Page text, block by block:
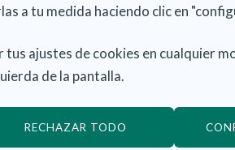
a tu medida haciendo clic en
ajustes de cookies en cualquier
de la pantalla.
RECHAZAR TODO
segundo es el certificado de
serían: datos del
Renta, informe de salud y el que